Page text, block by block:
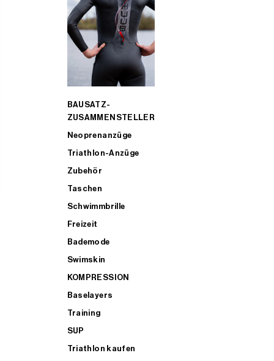
BAUSATZ-
ZUSAMMENSTELLER
Neoprenanzüge
Triathlon-Anzüge
Zubehör
Taschen
Schwimmbrille
Freizeit
Bademode
Swimskin
KOMPRESSION
Baselayers
Training
SUP
Triathlon kaufen